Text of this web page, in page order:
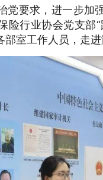
党要求，进一步加
险行业协会党支部
部室工作人员，走